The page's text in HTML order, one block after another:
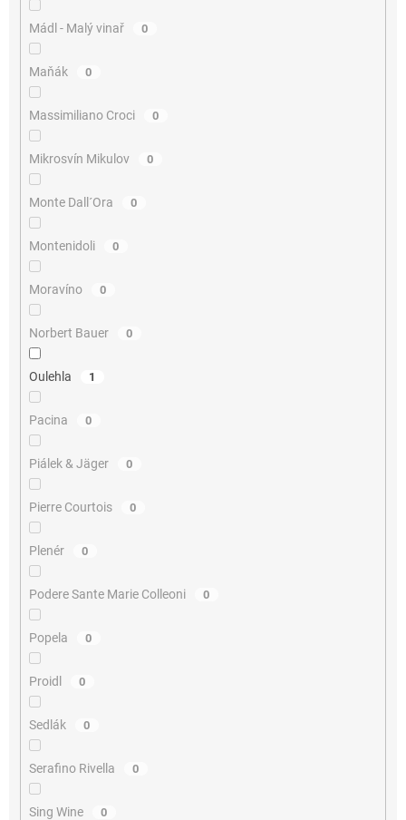
Mádl - Malý vinař 0
Maňák 0
Massimiliano Croci 0
Mikrosvín Mikulov 0
Monte Dall´Ora 0
Montenidoli 0
Moravíno 0
Norbert Bauer 0
Oulehla 1
Pacina 0
Piálek & Jäger 0
Pierre Courtois 0
Plenér 0
Podere Sante Marie Colleoni 0
Popela 0
Proidl 0
Sedlák 0
Serafino Rivella 0
Sing Wine 0